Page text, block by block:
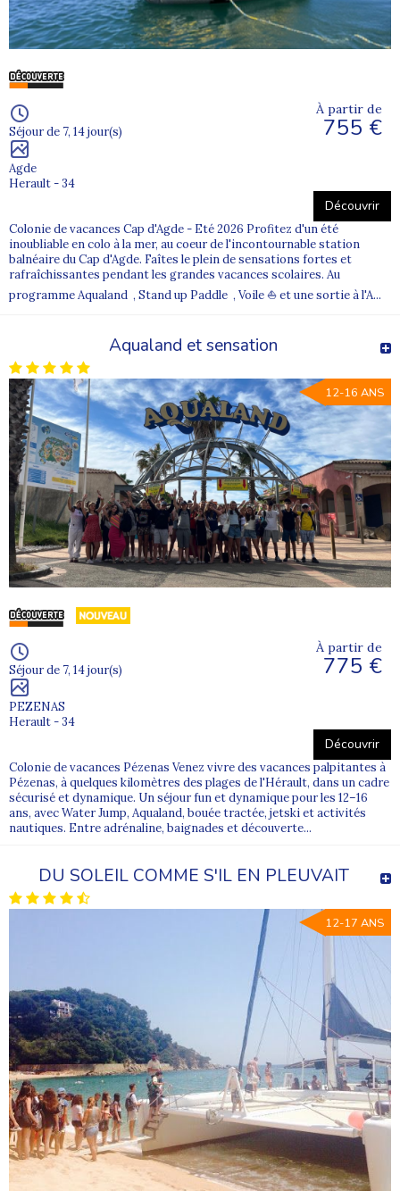
Séjour de 7, 14 jour(s)
Agde
Herault - 34
À partir de
755 €
Découvrir
Colonie de vacances Cap d'Agde - Eté 2026 Profitez d'un été
inoubliable en colo à la mer, au coeur de l'incontournable station
balnéaire du Cap d'Agde. Faîtes le plein de sensations fortes et
rafraîchissantes pendant les grandes vacances scolaires. Au
programme Aqualand , Stand up Paddle , Voile ⛵ et une sortie à l'A...
Aqualand et sensation
12-16 ANS
Séjour de 7, 14 jour(s)
PEZENAS
Herault - 34
À partir de
775 €
Découvrir
Colonie de vacances Pézenas Venez vivre des vacances palpitantes à
Pézenas, à quelques kilomètres des plages de l'Hérault, dans un cadre
sécurisé et dynamique. Un séjour fun et dynamique pour les 12–16
ans, avec Water Jump, Aqualand, bouée tractée, jetski et activités
nautiques. Entre adrénaline, baignades et découverte...
DU SOLEIL COMME S'IL EN PLEUVAIT
12-17 ANS